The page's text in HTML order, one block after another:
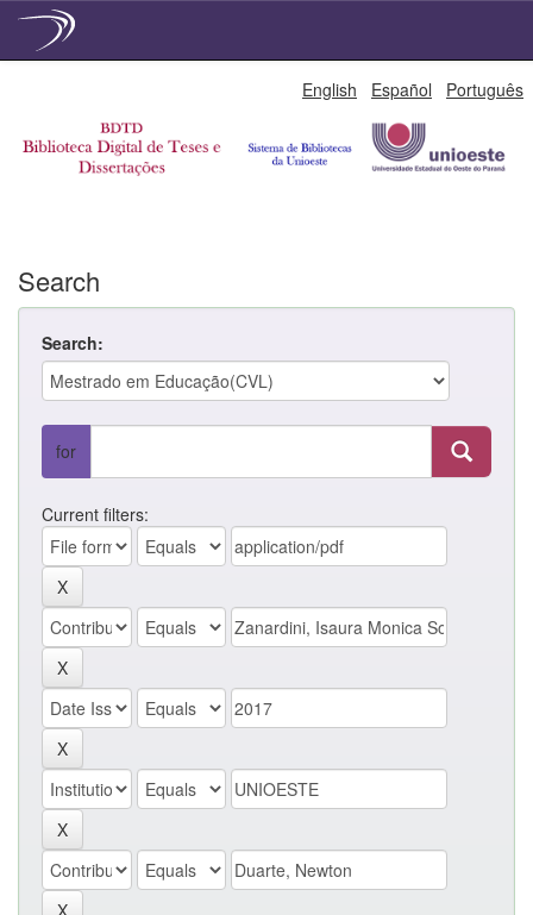
English Español Português
Search
Search:
for
Current filters: